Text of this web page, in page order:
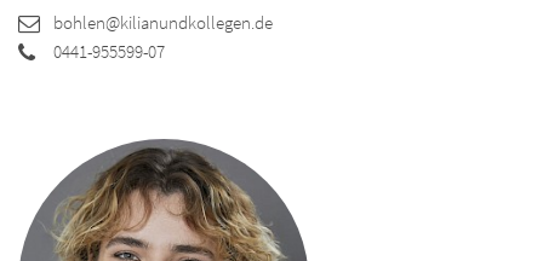
bohlen@kilianundkollegen.de
0441-955599-07